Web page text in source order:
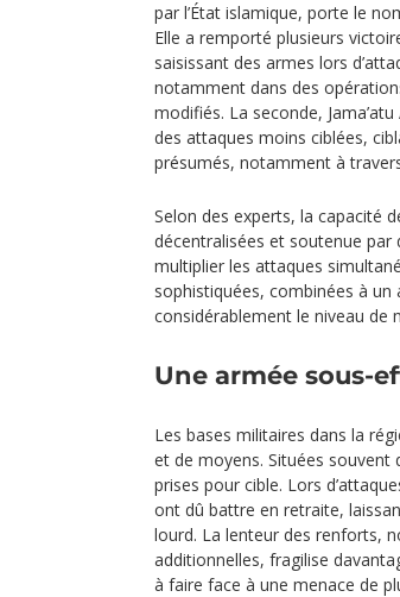
par l’État islamique, porte le
Elle a remporté plusieurs
saisissant des armes lors
notamment dans des
modifiés. La seconde, Jama’atu
des attaques moins ciblées,
présumés, notamment à
Selon des experts, la capacité
décentralisées et soutenue par
multiplier les attaques
sophistiquées, combinées à
considérablement le niveau de
Une armée sous-
Les bases militaires dans la
et de moyens. Situées souvent
prises pour cible. Lors
ont dû battre en retraite,
lourd. La lenteur des renforts,
additionnelles, fragilise
à faire face à une menace de